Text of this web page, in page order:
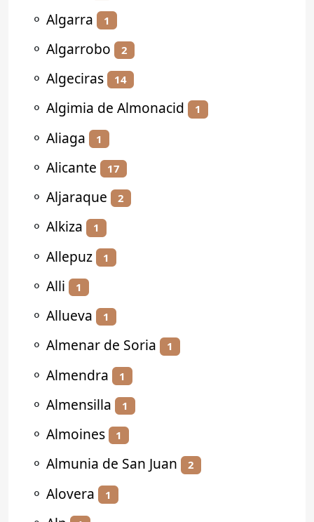
⚬ Algarra 1
⚬ Algarrobo 2
⚬ Algeciras 14
⚬ Algimia de Almonacid 1
⚬ Aliaga 1
⚬ Alicante 17
⚬ Aljaraque 2
⚬ Alkiza 1
⚬ Allepuz 1
⚬ Alli 1
⚬ Allueva 1
⚬ Almenar de Soria 1
⚬ Almendra 1
⚬ Almensilla 1
⚬ Almoines 1
⚬ Almunia de San Juan 2
⚬ Alovera 1